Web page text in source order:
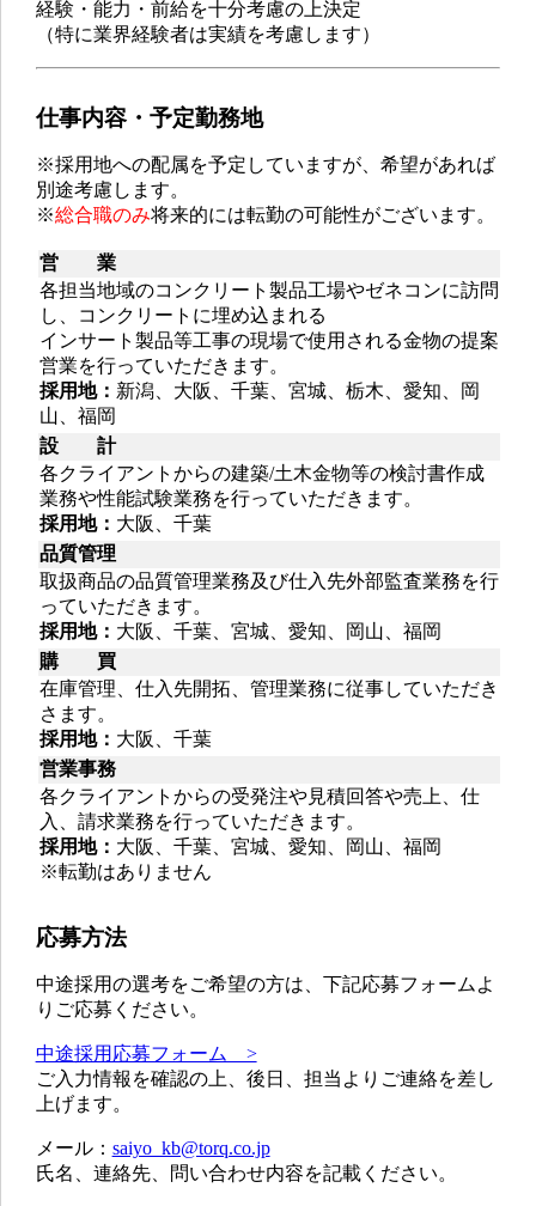
経験・能力・前給を十分考慮の上決定
（特に業界経験者は実績を考慮します）
仕事内容・予定勤務地
※採用地への配属を予定していますが、希望があれば
別途考慮します。
※総合職のみ将来的には転勤の可能性がございます。
営 業
各担当地域のコンクリート製品工場やゼネコンに訪問
し、コンクリートに埋め込まれる
インサート製品等工事の現場で使用される金物の提案
営業を行っていただきます。
採用地： 新潟、大阪、千葉、宮城、栃木、愛知、岡
山、福岡
設 計
各クライアントからの建築/土木金物等の検討書作成
業務や性能試験業務を行っていただきます。
採用地： 大阪、千葉
品質管理
取扱商品の品質管理業務及び仕入先外部監査業務を行
っていただきます。
採用地： 大阪、千葉、宮城、愛知、岡山、福岡
購 買
在庫管理、仕入先開拓、管理業務に従事していただき
さます。
採用地： 大阪、千葉
営業事務
各クライアントからの受発注や見積回答や売上、仕
入、請求業務を行っていただきます。
採用地： 大阪、千葉、宮城、愛知、岡山、福岡
※転勤はありません
応募方法
中途採用の選考をご希望の方は、下記応募フォームよ
りご応募ください。
中途採用応募フォーム >
ご入力情報を確認の上、後日、担当よりご連絡を差し
上げます。
メール： saiyo_kb@torq.co.jp
氏名、連絡先、問い合わせ内容を記載ください。